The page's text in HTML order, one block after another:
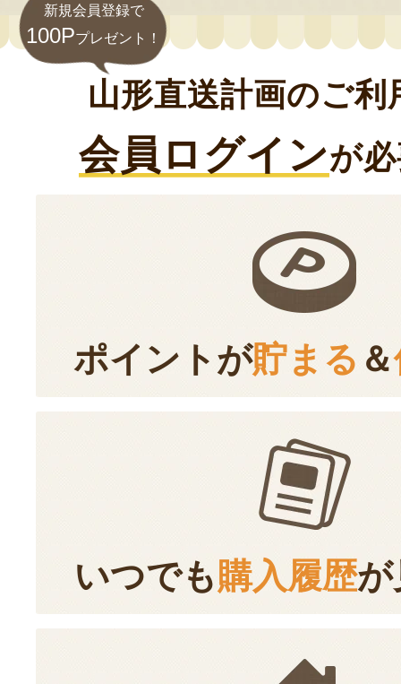
新規会員登録で
100Pプレゼント！
山形直送計画のご利
会員ログインが
ポイントが貯まる ＆
いつでも購入履歴が